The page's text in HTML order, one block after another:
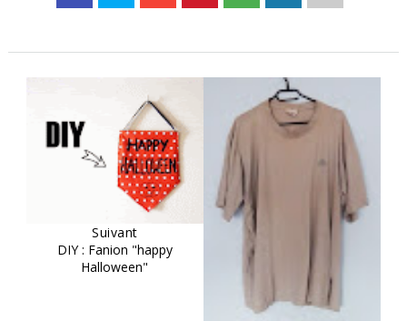
Suivant
DIY : Fanion "happy
Halloween"